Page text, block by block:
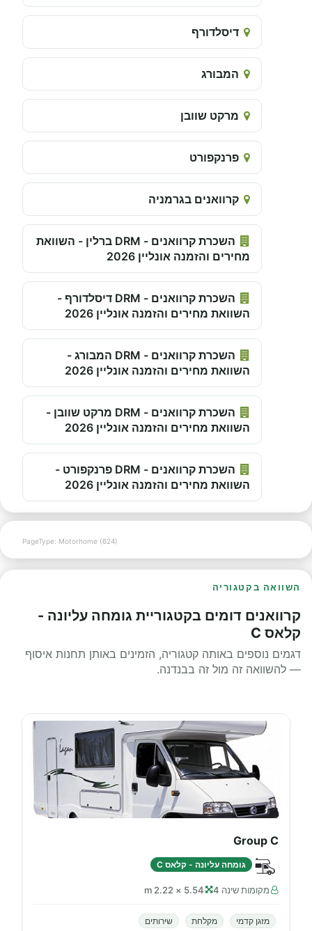
דיסלדורף
המבורג
מרקט שוובן
פרנקפורט
קרוואנים בגרמניה
השכרת קרוואנים - DRM ברלין - השוואת
מחירים והזמנה אונליין 2026
השכרת קרוואנים - DRM דיסלדורף -
השוואת מחירים והזמנה אונליין 2026
השכרת קרוואנים - DRM המבורג -
השוואת מחירים והזמנה אונליין 2026
השכרת קרוואנים - DRM מרקט שוובן -
השוואת מחירים והזמנה אונליין 2026
השכרת קרוואנים - DRM פרנקפורט -
השוואת מחירים והזמנה אונליין 2026
PageType: Motorhome (624)
השוואה בקטגוריה
קרוואנים דומים בקטגוריית גומחה עליונה -
קלאס C
דגמים נוספים באותה קטגוריה, הזמינים באותן תחנות איסוף
— להשוואה זה מול זה בבנדנה.
Group C
גומחה עליונה - קלאס C
מקומות שינה 4 5.54 × 2.22 m
מזגן קדמי מקלחת
שירותים